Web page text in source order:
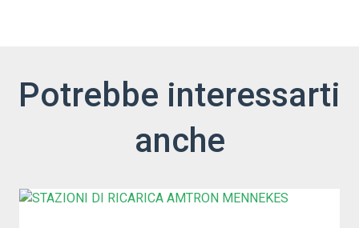
Potrebbe interessarti
anche